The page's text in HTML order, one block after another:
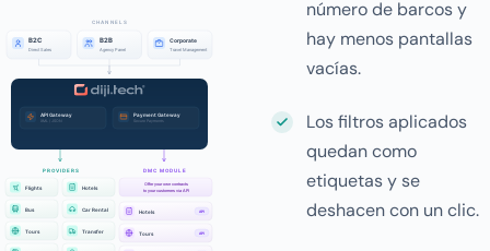
número de barcos y
hay menos pantallas
vacías.
Los filtros aplicados
quedan como
etiquetas y se
deshacen con un clic.